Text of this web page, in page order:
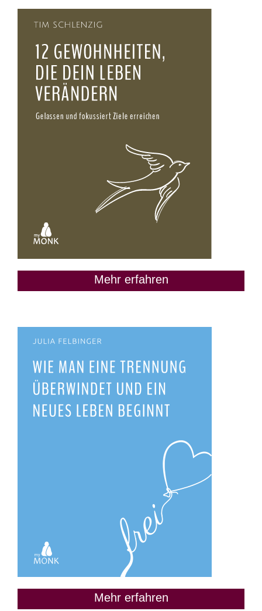
Mehr erfahren
Mehr erfahren